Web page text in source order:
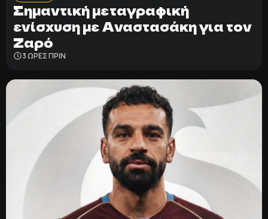
Σημαντική μεταγραφική
ενίσχυση με Αναστασάκη για τον
Ζαρό
3 ΩΡΕΣ ΠΡΙΝ